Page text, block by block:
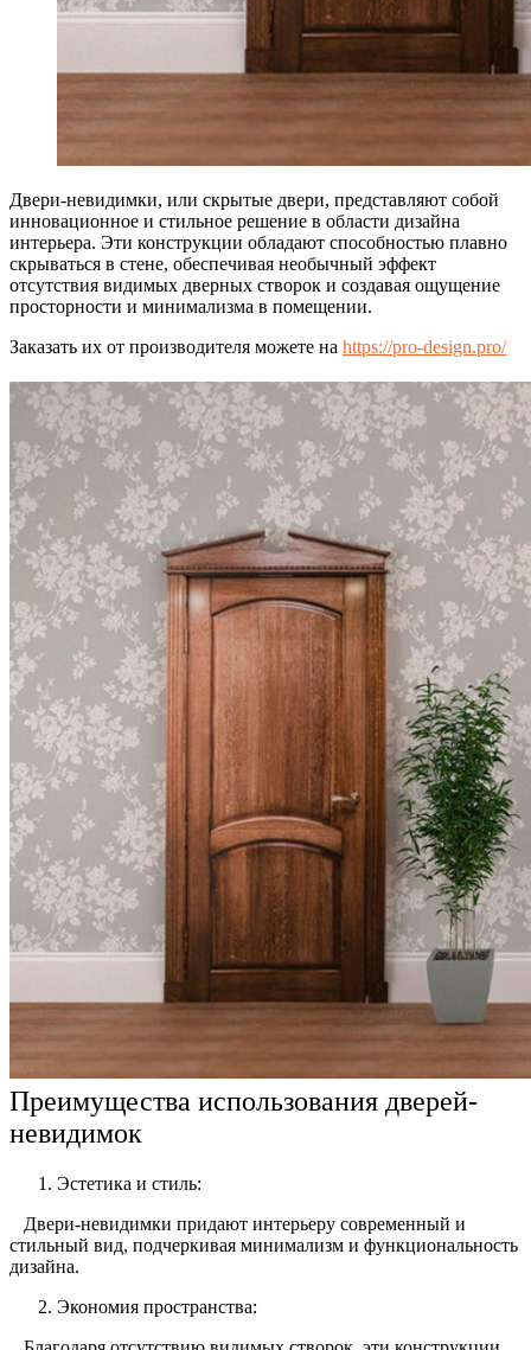
Двери-невидимки, или скрытые двери, представляют собой
инновационное и стильное решение в области дизайна
интерьера. Эти конструкции обладают способностью плавно
скрываться в стене, обеспечивая необычный эффект
отсутствия видимых дверных створок и создавая ощущение
просторности и минимализма в помещении.
Заказать их от производителя можете на https://pro-design.pro/
Преимущества использования дверей-
невидимок
Эстетика и стиль:
Двери-невидимки придают интерьеру современный и
стильный вид, подчеркивая минимализм и функциональность
дизайна.
Экономия пространства: